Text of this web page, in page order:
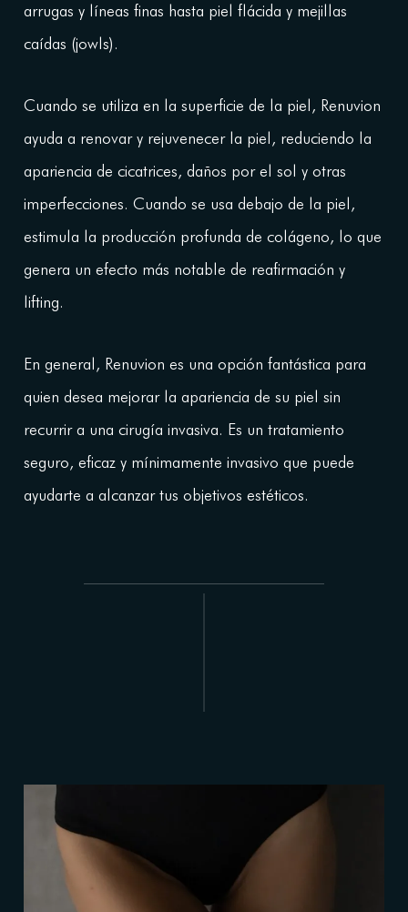
arrugas y líneas finas hasta piel flácida y mejillas
caídas (jowls).
Cuando se utiliza en la superficie de la piel, Renuvion
ayuda a renovar y rejuvenecer la piel, reduciendo la
apariencia de cicatrices, daños por el sol y otras
imperfecciones. Cuando se usa debajo de la piel,
estimula la producción profunda de colágeno, lo que
genera un efecto más notable de reafirmación y
lifting.
En general, Renuvion es una opción fantástica para
quien desea mejorar la apariencia de su piel sin
recurrir a una cirugía invasiva. Es un tratamiento
seguro, eficaz y mínimamente invasivo que puede
ayudarte a alcanzar tus objetivos estéticos.